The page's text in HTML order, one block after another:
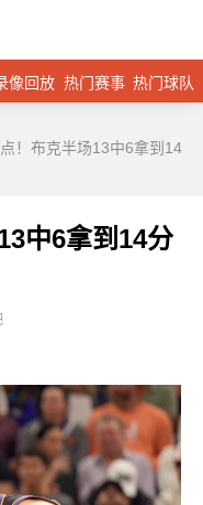
像回放 热门赛事 热门球队
！布克半场13中6拿到14
中6拿到14分